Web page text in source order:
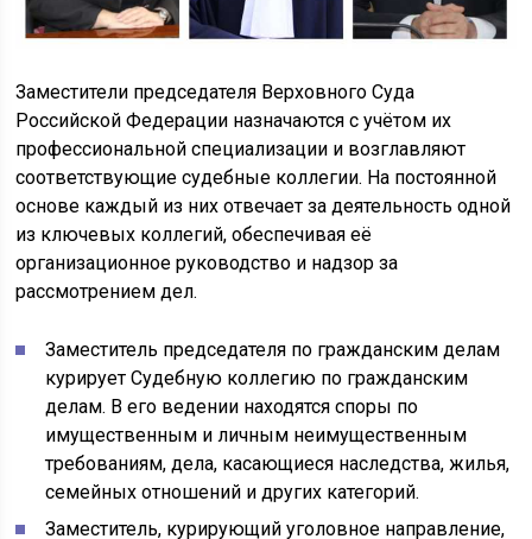
Заместители председателя Верховного Суда
Российской Федерации назначаются с учётом их
профессиональной специализации и возглавляют
соответствующие судебные коллегии. На постоянной
основе каждый из них отвечает за деятельность одной
из ключевых коллегий, обеспечивая её
организационное руководство и надзор за
рассмотрением дел.
Заместитель председателя по гражданским делам
курирует Судебную коллегию по гражданским
делам. В его ведении находятся споры по
имущественным и личным неимущественным
требованиям, дела, касающиеся наследства, жилья,
семейных отношений и других категорий.
Заместитель, курирующий уголовное направление,